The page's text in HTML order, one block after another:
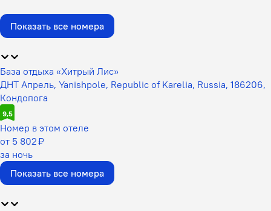
Показать все номера
База отдыха «Хитрый Лис»
ДНТ Апрель, Yanishpole, Republic of Karelia, Russia, 186206,
Кондопога
9,5
Номер в этом отеле
от 5 802 ₽
за ночь
Показать все номера